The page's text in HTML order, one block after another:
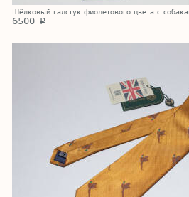
Шёлковый галстук фиолетового цвета с
6500 p